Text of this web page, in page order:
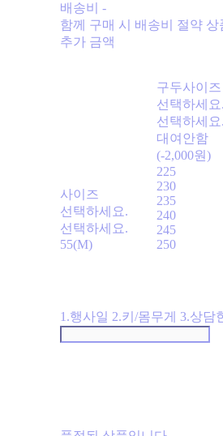
배송비-
함께 구매 시 배송비 절약 상
추가 금액
사이즈
선택하세요.
선택하세요.
55(M)
구두사이즈
선택하세요.
선택하세요.
대여안함
(-2,000원)
225
230
235
240
245
250
1.행사일 2.키/몸무게 3.상